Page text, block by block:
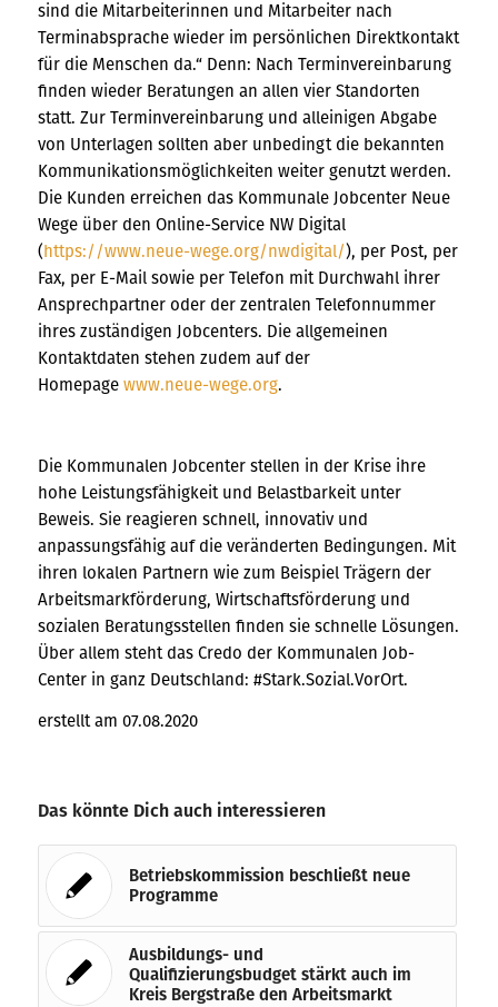
sind die Mitarbeiterinnen und Mitarbeiter nach
Terminabsprache wieder im persönlichen Direktkontakt
für die Menschen da.“ Denn: Nach Terminvereinbarung
finden wieder Beratungen an allen vier Standorten
statt. Zur Terminvereinbarung und alleinigen Abgabe
von Unterlagen sollten aber unbedingt die bekannten
Kommunikationsmöglichkeiten weiter genutzt werden.
Die Kunden erreichen das Kommunale Jobcenter Neue
Wege über den Online-Service NW Digital
(https://www.neue-wege.org/nwdigital/), per Post, per
Fax, per E-Mail sowie per Telefon mit Durchwahl ihrer
Ansprechpartner oder der zentralen Telefonnummer
ihres zuständigen Jobcenters. Die allgemeinen
Kontaktdaten stehen zudem auf der
Homepagewww.neue-wege.org.
Die Kommunalen Jobcenter stellen in der Krise ihre
hohe Leistungsfähigkeit und Belastbarkeit unter
Beweis. Sie reagieren schnell, innovativ und
anpassungsfähig auf die veränderten Bedingungen. Mit
ihren lokalen Partnern wie zum Beispiel Trägern der
Arbeitsmarkförderung, Wirtschaftsförderung und
sozialen Beratungsstellen finden sie schnelle Lösungen.
Über allem steht das Credo der Kommunalen Job-
Center in ganz Deutschland: #Stark.Sozial.VorOrt.
erstellt am 07.08.2020
Das könnte Dich auch interessieren
Betriebskommission beschließt neue
Programme
Ausbildungs- und
Qualifizierungsbudget stärkt auch im
Kreis Bergstraße den Arbeitsmarkt